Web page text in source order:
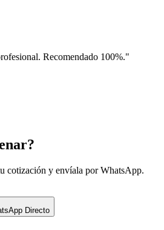
Recomendado 100%."
cotización y envíala por WhatsApp.
Directo